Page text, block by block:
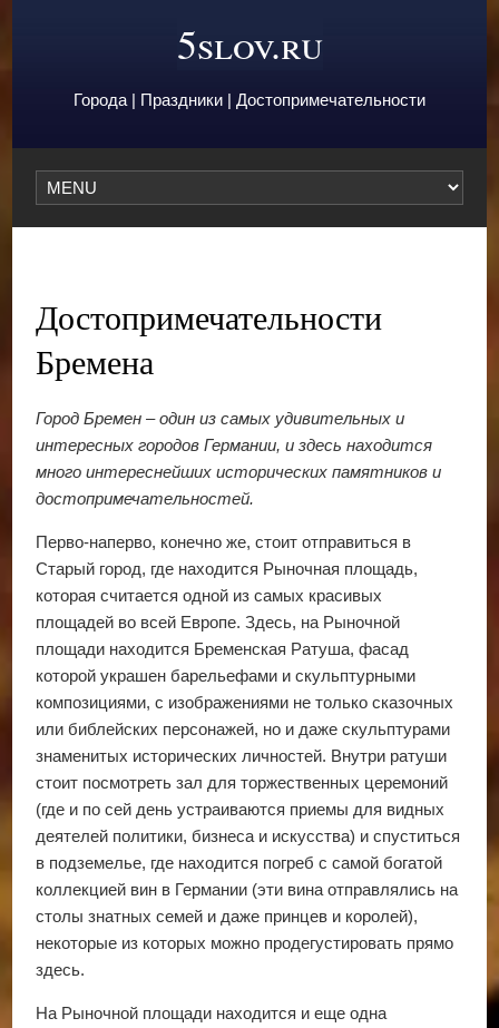
5slov.ru
Города | Праздники | Достопримечательности
Достопримечательности
Бремена
Город Бремен – один из самых удивительных и
интересных городов Германии, и здесь находится
много интереснейших исторических памятников и
достопримечательностей.
Перво-наперво, конечно же, стоит отправиться в
Старый город, где находится Рыночная площадь,
которая считается одной из самых красивых
площадей во всей Европе. Здесь, на Рыночной
площади находится Бременская Ратуша, фасад
которой украшен барельефами и скульптурными
композициями, с изображениями не только сказочных
или библейских персонажей, но и даже скульптурами
знаменитых исторических личностей. Внутри ратуши
стоит посмотреть зал для торжественных церемоний
(где и по сей день устраиваются приемы для видных
деятелей политики, бизнеса и искусства) и спуститься
в подземелье, где находится погреб с самой богатой
коллекцией вин в Германии (эти вина отправлялись на
столы знатных семей и даже принцев и королей),
некоторые из которых можно продегустировать прямо
здесь.
На Рыночной площади находится и еще одна